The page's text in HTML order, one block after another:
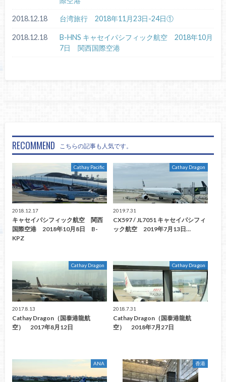
2018.12.18 台湾旅行 2018年11月23日-24日①
2018.12.18
B-HNS キャセイパシフィック航空 2018年10月
7日 関西国際空港
RECOMMEND こちらの記事も人気です。
Cathay Pacific
2018.12.17
キャセイパシフィック航空 関西
国際空港 2018年10月8日 B-
KPZ
Cathay Dragon
2019.7.31
CX597 / JL7051 キャセイパシフィ
ック航空 2019年7月13日…
Cathay Dragon
2017.8.13
Cathay Dragon（国泰港龍航
空） 2017年8月12日
Cathay Dragon
2018.7.31
Cathay Dragon（国泰港龍航
空） 2018年7月27日
ANA 香港